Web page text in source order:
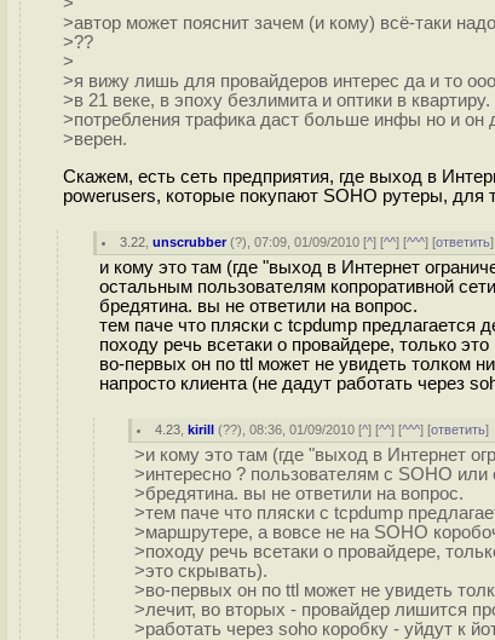
>автор может пояснит зачем (и кому) всё-таки
>??
>
>я вижу лишь для провайдеров интерес да и то
>в 21 веке, в эпоху безлимита и оптики в
>потребления трафика даст больше инфы но и он
>верен.
Скажем, есть сеть предприятия, где выход в
powerusers, которые покупают SOHO рутеры,
3.22 ,unscrubber(?), 07:09, 01/09/2010 [^] [^^] [^^^] [ответить]
и кому это там (где "выход в Интернет
остальным пользователям копроративной
бредятина. вы не ответили на вопрос.
тем паче что пляски с tcpdump предлагается
походу речь всетаки о провайдере, только
во-первых он по ttl может не увидеть толком
напросто клиента (не дадут работать через
4.23 ,kirill (??), 08:36, 01/09/2010 [^] [^^] [^^^] [ответить]
>и кому это там (где "выход в Интернет
>интересно ? пользователям с SOHO
>бредятина. вы не ответили на вопрос.
>тем паче что пляски с tcpdump
>маршрутере, а вовсе не на SOHO
>походу речь всетаки о провайдере,
>это скрывать).
>во-первых он по ttl может не увидеть
>лечит, во вторых - провайдер лишится
>работать через soho коробку - уйдут к